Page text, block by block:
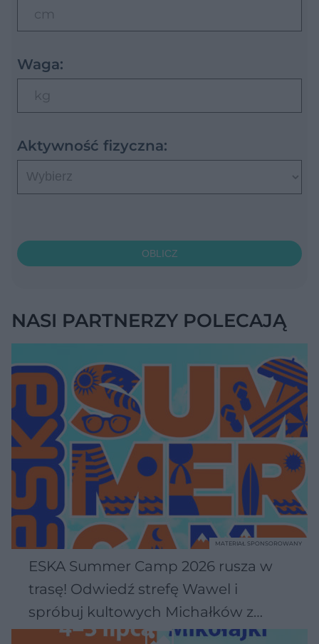
cm
Waga:
kg
Aktywność fizyczna:
OBLICZ
NASI PARTNERZY POLECAJĄ
ESKA Summer Camp 2026 rusza w
trasę! Odwiedź strefę Wawel i
spróbuj kultowych Michałków z
Wawelu
MATERIAŁ SPONSOROWANY